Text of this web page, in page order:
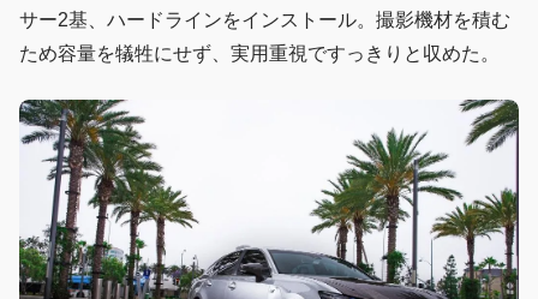
サー2基、ハードラインをインストール。撮影機材を積む
ため容量を犠牲にせず、実用重視ですっきりと収めた。